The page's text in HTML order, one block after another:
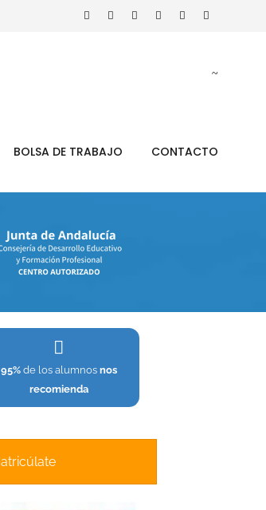
BOLSA DE TRABAJO CONTACTO
95%de los alumnos nos
recomienda